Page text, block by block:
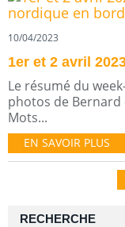
10/04/2023
Le résumé du
photos de
Mots...
EN SAVOIR PLUS
RECHERCHE